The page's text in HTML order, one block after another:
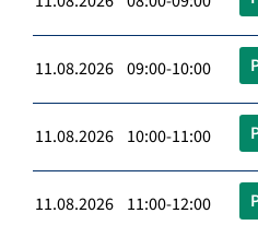
11.08.2026 09:00-10:00
11.08.2026 10:00-11:00
11.08.2026 11:00-12:00